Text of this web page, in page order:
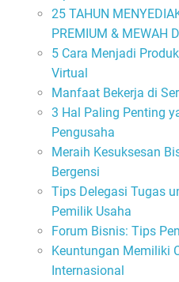
25 TAHUN
PREMIUM & MEWAH
5 Cara Menjadi
Virtual
Manfaat Bekerja di
3 Hal Paling Penting
Pengusaha
Meraih Kesuksesan
Bergensi
Tips Delegasi Tugas
Pemilik Usaha
Forum Bisnis: Tips
Keuntungan Memiliki
Internasional